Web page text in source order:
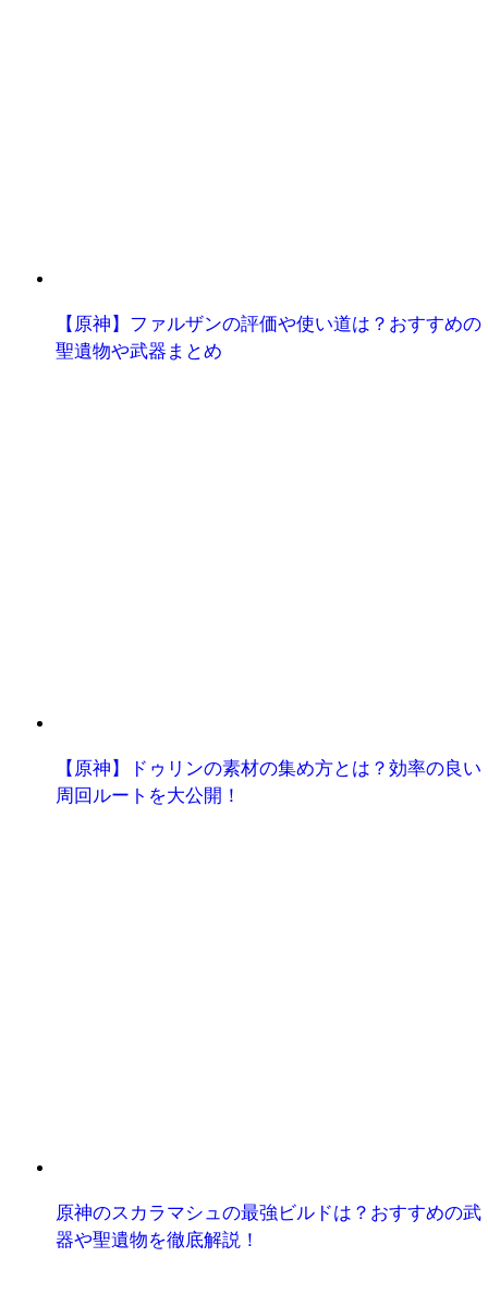
【原神】ファルザンの評価や使い道は？おすすめの
聖遺物や武器まとめ
【原神】ドゥリンの素材の集め方とは？効率の良い
周回ルートを大公開！
原神のスカラマシュの最強ビルドは？おすすめの武
器や聖遺物を徹底解説！